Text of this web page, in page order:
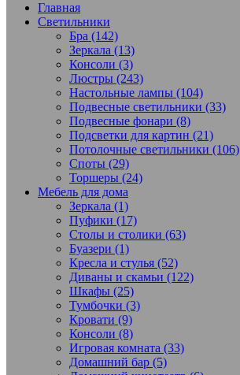
Главная
Светильники
Бра (142)
Зеркала (13)
Консоли (3)
Люстры (243)
Настольные лампы (104)
Подвесные светильники (33)
Подвесные фонари (8)
Подсветки для картин (21)
Потолочные светильники (106)
Споты (29)
Торшеры (24)
Мебель для дома
Зеркала (1)
Пуфики (17)
Столы и столики (63)
Буазери (1)
Кресла и стулья (52)
Диваны и скамьи (122)
Шкафы (25)
Тумбочки (3)
Кровати (9)
Консоли (8)
Игровая комната (33)
Домашний бар (5)